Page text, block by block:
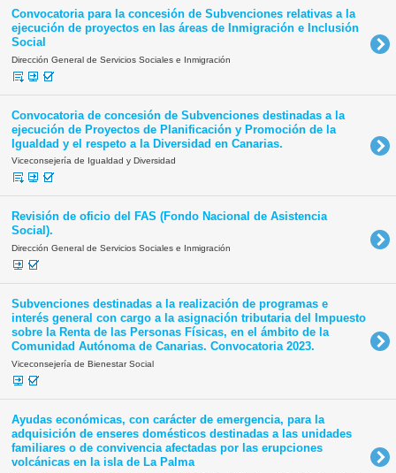
Convocatoria para la concesión de Subvenciones relativas a la
ejecución de proyectos en las áreas de Inmigración e Inclusión
Social
Dirección General de Servicios Sociales e Inmigración
Convocatoria de concesión de Subvenciones destinadas a la
ejecución de Proyectos de Planificación y Promoción de la
Igualdad y el respeto a la Diversidad en Canarias.
Viceconsejería de Igualdad y Diversidad
Revisión de oficio del FAS (Fondo Nacional de Asistencia
Social).
Dirección General de Servicios Sociales e Inmigración
Subvenciones destinadas a la realización de programas e
interés general con cargo a la asignación tributaria del Impuesto
sobre la Renta de las Personas Físicas, en el ámbito de la
Comunidad Autónoma de Canarias. Convocatoria 2023.
Viceconsejería de Bienestar Social
Ayudas económicas, con carácter de emergencia, para la
adquisición de enseres domésticos destinadas a las unidades
familiares o de convivencia afectadas por las erupciones
volcánicas en la isla de La Palma